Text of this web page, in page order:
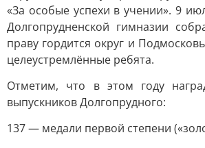
«За особые успехи в учении». 9
Долгопрудненской гимназии
праву гордится округ и
целеустремлённые ребята.
Отметим, что в этом году
выпускников Долгопрудного:
137 — медали первой степени